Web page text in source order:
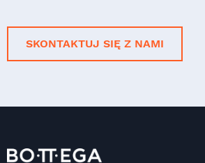
SKONTAKTUJ SIĘ Z NAMI